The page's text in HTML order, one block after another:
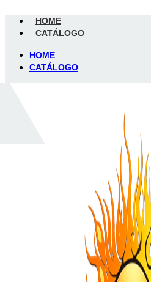
contenido
HOME
CATÁLOGO
HOME
CATÁLOGO